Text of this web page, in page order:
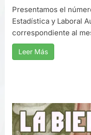
Presentamos el
Estadística y Laboral
correspondiente al
Leer Más